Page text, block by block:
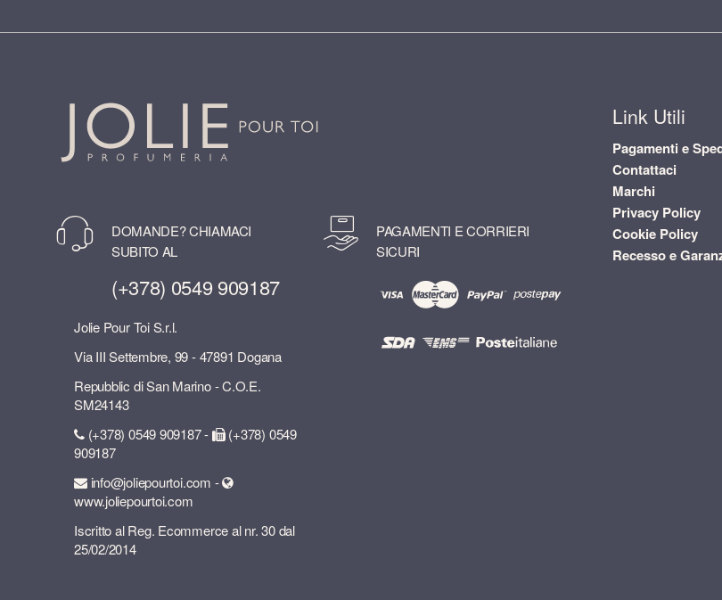
DOMANDE? CHIAMACI
SUBITO AL
(+378) 0549 909187
Jolie Pour Toi S.r.l.
Via III Settembre, 99 - 47891 Dogana
Repubblic di San Marino - C.O.E.
SM24143
(+378) 0549 909187 -
(+378) 0549
909187
info@joliepourtoi.com -
www.joliepourtoi.com
Iscritto al Reg. Ecommerce al nr. 30 dal
25/02/2014
PAGAMENTI E CORRIERI
SICURI
Link Utili
Pagamenti e
Contattaci
Marchi
Privacy Policy
Cookie Policy
Recesso e